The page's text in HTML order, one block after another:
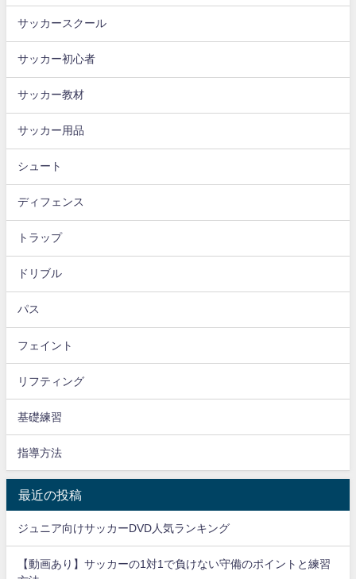
サッカースクール
サッカー初心者
サッカー教材
サッカー用品
シュート
ディフェンス
トラップ
ドリブル
パス
フェイント
リフティング
基礎練習
指導方法
最近の投稿
ジュニア向けサッカーDVD人気ランキング
【動画あり】サッカーの1対1で負けない守備のポイントと練習